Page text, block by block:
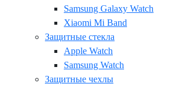
Samsung Galaxy Watch
Xiaomi Mi Band
Защитные стекла
Apple Watch
Samsung Watch
Защитные чехлы